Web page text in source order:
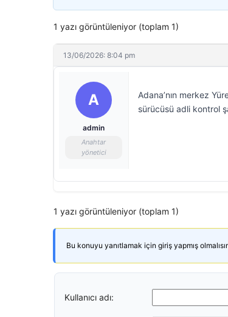
1 yazı görüntüleniyor (toplam 1)
13/06/2026: 8:04 pm
A
admin
Anahtar
yönetici
Adana’nın merkez
sürücüsü adli kontrol
1 yazı görüntüleniyor (toplam 1)
Bu konuyu yanıtlamak için giriş yapmış
Kullanıcı adı: